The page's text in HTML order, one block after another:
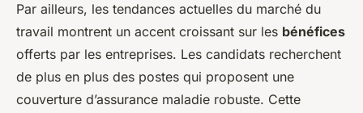
Par ailleurs, les tendances actuelles du marché du
travail montrent un accent croissant sur les bénéfices
offerts par les entreprises. Les candidats recherchent
de plus en plus des postes qui proposent une
couverture d’assurance maladie robuste. Cette